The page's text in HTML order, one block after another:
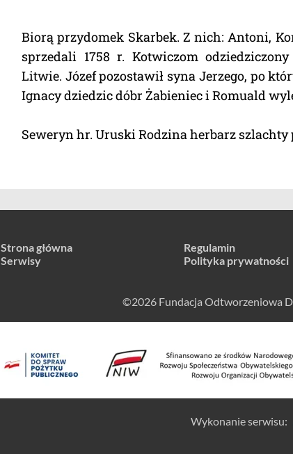
Biorą przydomek Skarbek. Z nich: Antoni,
sprzedali 1758 r. Kotwiczom
Litwie. Józef pozostawił syna Jerzego, po
Ignacy dziedzic dóbr Żabieniec i Romuald
Seweryn hr. Uruski Rodzina herbarz szlachty
Strona główna
Serwisy
Regulamin
Polityka prywatności
©2026 Fundacja Odtworzeniowa
Wykonanie serwisu: